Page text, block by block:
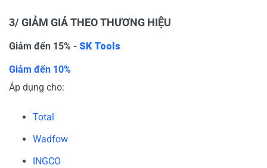
3/ GIẢM GIÁ THEO THƯƠNG HIỆU
Giảm đến 15% - SK Tools
Giảm đến 10%
Áp dụng cho:
Total
Wadfow
INGCO